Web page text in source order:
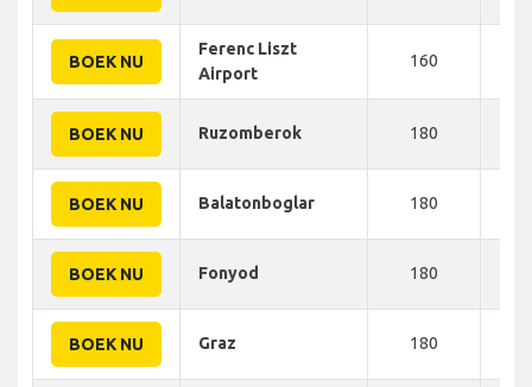
BOEK NU
Ferenc Liszt
Airport
160
BOEK NU Ruzomberok 180
BOEK NU Balatonboglar 180
BOEK NU Fonyod 180
BOEK NU Graz 180